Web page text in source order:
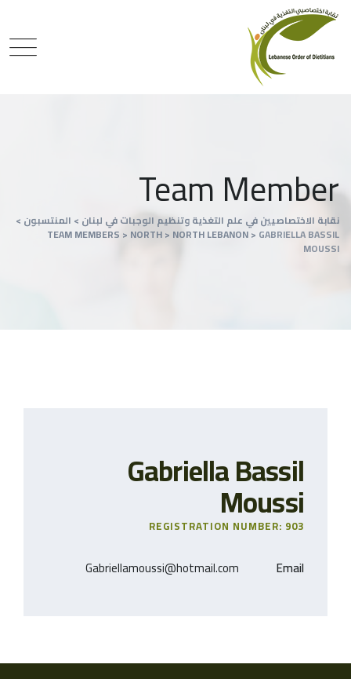
Team Member
نقابة الاختصاصيين في علم التغذية وتنظيم الوجبات في لبنان > المنتسبون >
TEAM MEMBERS > NORTH> NORTH LEBANON> GABRIELLA BASSIL
MOUSSI
Gabriella Bassil
Moussi
REGISTRATION NUMBER: 903
Email
Gabriellamoussi@hotmail.com